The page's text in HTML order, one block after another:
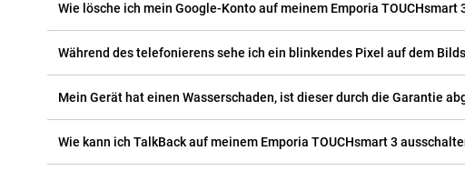
Wie lösche ich mein Google-Konto auf meinem Emporia TOUCHsmart
Während des telefonierens sehe ich ein blinkendes Pixel auf dem
Mein Gerät hat einen Wasserschaden, ist dieser durch die Garantie
Wie kann ich TalkBack auf meinem Emporia TOUCHsmart 3